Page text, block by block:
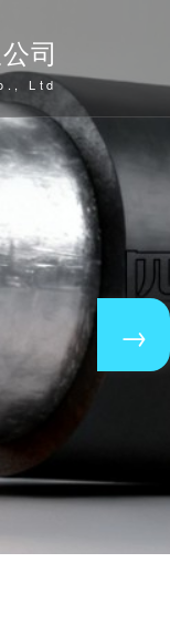
司
Ltd